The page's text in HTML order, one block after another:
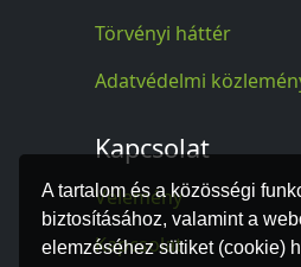
A tartalom és a közösségi
biztosításához, valamint a
elemzéséhez sütiket (cookie)
Törvényi háttér
Adatvédelmi
Kapcsolat
Vélemény
Kapcsolat